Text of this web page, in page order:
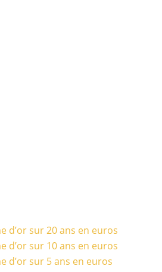
d’or sur 20 ans en euros
d’or sur 10 ans en euros
d’or sur 5 ans en euros